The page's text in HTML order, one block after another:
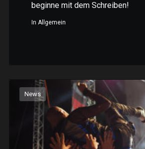
beginne mit dem Schreiben!
In Allgemein
News